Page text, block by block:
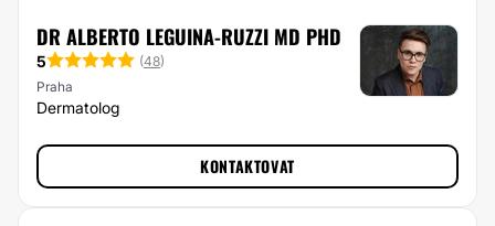
DR ALBERTO LEGUINA-RUZZI MD PHD
5 (48)
Praha
Dermatolog
KONTAKTOVAT